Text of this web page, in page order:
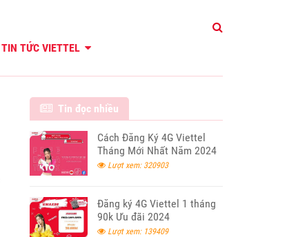
TIN TỨC VIETTEL
Tin đọc nhiều
Cách Đăng Ký 4G Viettel
Tháng Mới Nhất Năm 2024
Lượt xem: 320903
Đăng ký 4G Viettel 1 tháng
90k Ưu đãi 2024
Lượt xem: 139409